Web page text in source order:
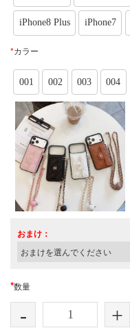
iPhone8 Plus iPhone7
*カラー
001 002 003 004
おまけ：
*数量
- +